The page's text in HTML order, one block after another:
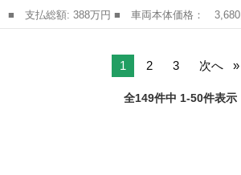
■ 支払総額: 388万円 ■ 車両本体価格： 3,680,000 円 ■ メーカー
名： 日産 ■ 車種名： １８０ＳＸ ■ グレ
1 2 3 次へ
全149件中 1-50件表示